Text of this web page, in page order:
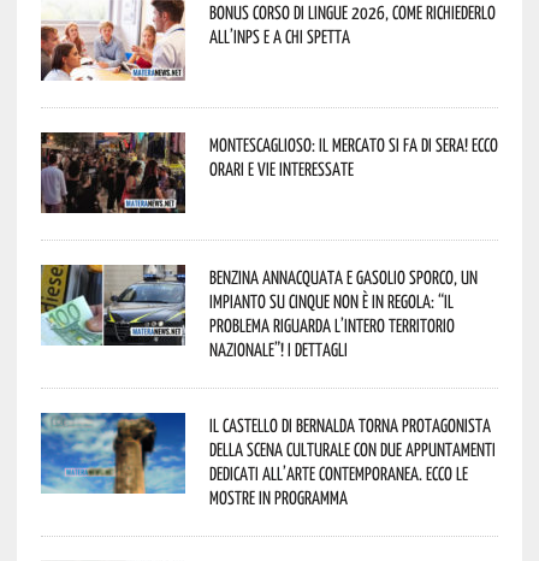
Bonus corso di lingue 2026, come richiederlo
all’INPS e a chi spetta
Montescaglioso: il mercato si fa di sera! Ecco
orari e vie interessate
Benzina annacquata e gasolio sporco, un
impianto su cinque non è in regola: “il
problema riguarda l’intero territorio
Nazionale”! I dettagli
Il Castello di Bernalda torna protagonista
della scena culturale con due appuntamenti
dedicati all’arte contemporanea. Ecco le
mostre in programma